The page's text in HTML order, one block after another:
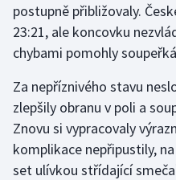
Rychlostní kanoistika
Short track
Sportovní střelba
Stolní tenis
Triatlon
postupně přibližovaly.
23:21, ale koncovku
chybami pomohly
Za nepříznivého stavu
zlepšily obranu v poli a
Znovu si vypracovaly
komplikace nepřipustily,
set ulívkou střídající